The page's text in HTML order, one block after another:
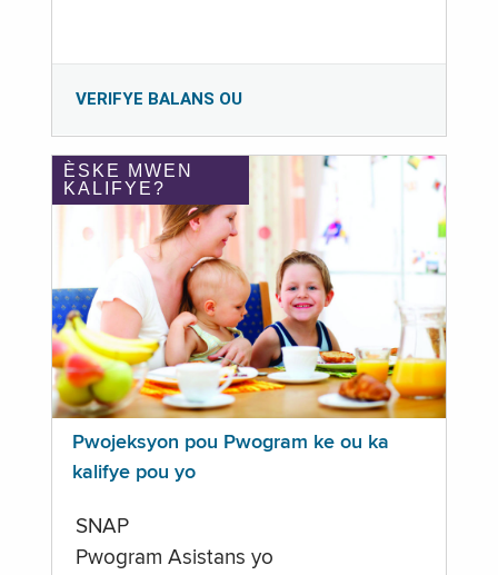
VERIFYE BALANS OU
ÈSKE MWEN
KALIFYE?
Pwojeksyon pou Pwogram ke ou ka
kalifye pou yo
SNAP
Pwogram Asistans yo